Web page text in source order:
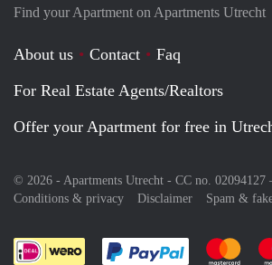
Find your Apartment on Apartments Utrecht
About us Contact
Faq
For Real Estate Agents/Realtors
Offer your Apartment for free in
© 2026 - Apartments Utrecht - CC no. 02094127
Conditions & privacy
Disclaimer Spam &
Pay easilyPay